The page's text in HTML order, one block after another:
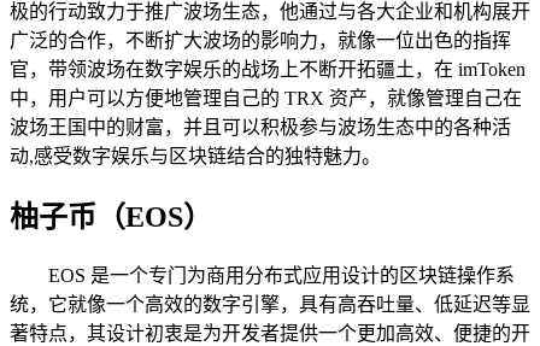
极的行动致力于推广波场生态，他通过与各大企业和机构展开
广泛的合作，不断扩大波场的影响力，就像一位出色的指挥
官，带领波场在数字娱乐的战场上不断开拓疆土，在 imToken
中，用户可以方便地管理自己的 TRX 资产，就像管理自己在
波场王国中的财富，并且可以积极参与波场生态中的各种活
动,感受数字娱乐与区块链结合的独特魅力。
柚子币（EOS）
EOS 是一个专门为商用分布式应用设计的区块链操作系
统，它就像一个高效的数字引擎，具有高吞吐量、低延迟等显
著特点，其设计初衷是为开发者提供一个更加高效、便捷的开